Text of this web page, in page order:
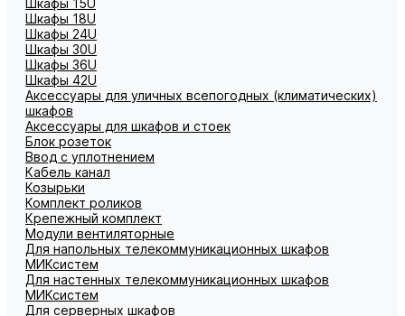
Шкафы 15U
Шкафы 18U
Шкафы 24U
Шкафы 30U
Шкафы 36U
Шкафы 42U
Аксессуары для уличных всепогодных (климатических)
шкафов
Аксессуары для шкафов и стоек
Блок розеток
Ввод с уплотнением
Кабель канал
Козырьки
Комплект роликов
Крепежный комплект
Модули вентиляторные
Для напольных телекоммуникационных шкафов
МИКсистем
Для настенных телекоммуникационных шкафов
МИКсистем
Для серверных шкафов